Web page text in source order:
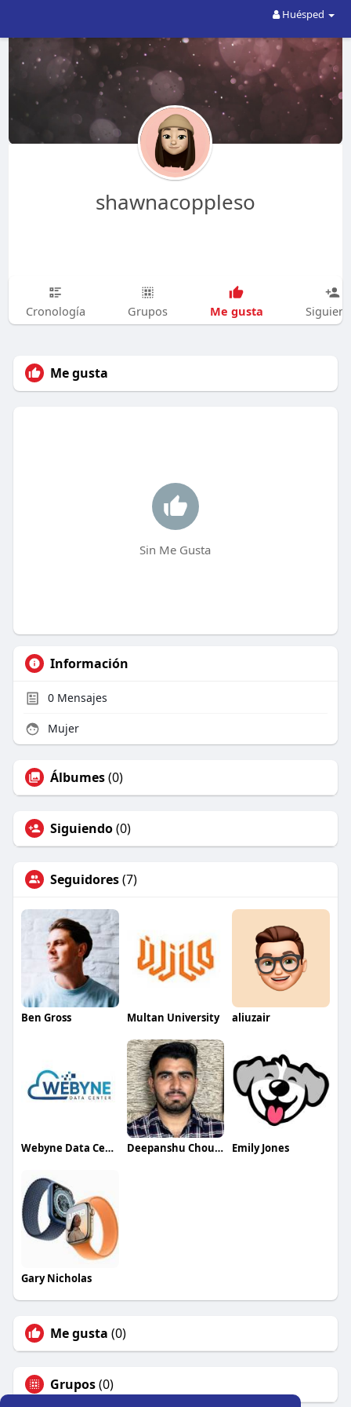
Huésped
shawnacoppleso
Cronología Grupos Me gusta
Me gusta
Sin Me Gusta
Información
0Mensajes
Mujer
Álbumes(0)
Siguiendo(0)
Seguidores(7)
Ben Gross Multan University aliuzair
Webyne Data Center Pvt Ltd Deepanshu Choudhary Emily Jones
Gary Nicholas
Me gusta (0)
Grupos(0)